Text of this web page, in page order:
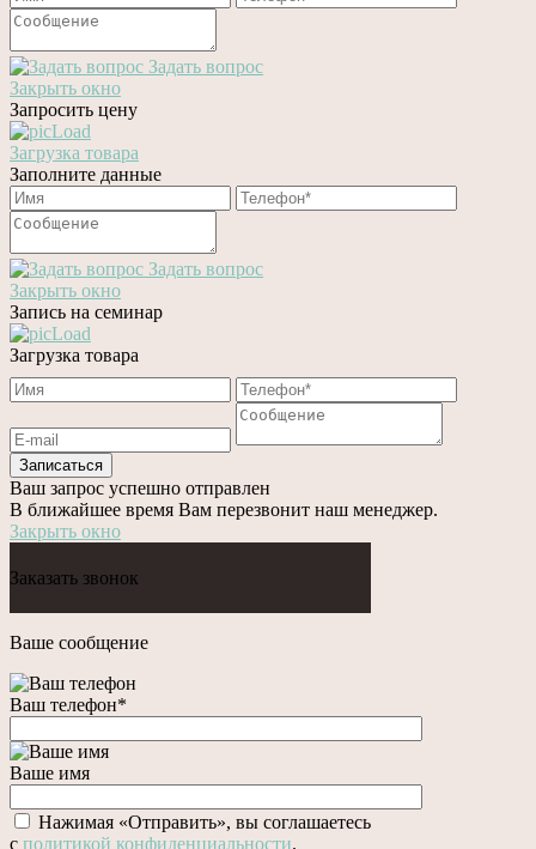
Задать вопрос
Закрыть окно
Запросить цену
Загрузка товара
Заполните данные
Задать вопрос
Закрыть окно
Запись на семинар
Загрузка товара
Записаться
Ваш запрос успешно отправлен
В ближайшее время Вам перезвонит наш менеджер.
Закрыть окно
Заказать звонок
Ваше сообщение
Ваш телефон*
Ваше имя
Нажимая «Отправить», вы соглашаетесь
c политикой конфиденциальности.